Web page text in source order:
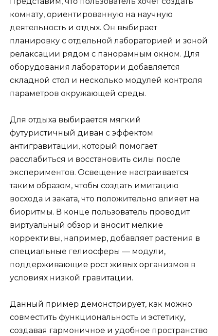
комнату, ориентированную на научную
деятельность и отдых. Он выбирает
планировку с отдельной лабораторией и зоной
релаксации рядом с панорамным окном. Для
оборудования лаборатории добавляется
складной стол и несколько модулей контроля
параметров окружающей среды.
Для отдыха выбирается мягкий
футуристичный диван с эффектом
антигравитации, который помогает
расслабиться и восстановить силы после
экспериментов. Освещение настраивается
таким образом, чтобы создать имитацию
восхода и заката, что положительно влияет на
биоритмы. В конце пользователь проводит
виртуальный обзор и вносит мелкие
коррективы, например, добавляет растения в
специальные гелиосферы — модули,
поддерживающие рост живых организмов в
условиях низкой гравитации.
Данный пример демонстрирует, как можно
совместить функциональность и эстетику,
создавая гармоничное и удобное пространство